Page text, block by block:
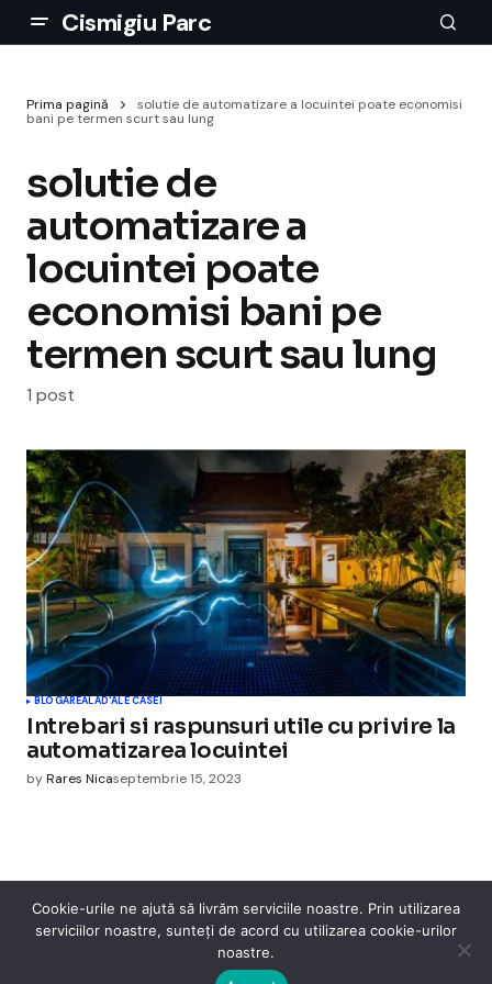
Cismigiu Parc
Prima pagină
solutie de automatizare a locuintei poate economisi
bani pe termen scurt sau lung
solutie de
automatizare a
locuintei poate
economisi bani pe
termen scurt sau lung
1 post
BLOGAREALAD'ALE CASEI
Intrebari si raspunsuri utile cu privire la
automatizarea locuintei
byRares Nicaseptembrie 15, 2023
Cismigiu Parc
© 2024 CismigiuParc. All Rights Reserved.
ModaSarbatoriTelefoane
Cookie-urile ne ajută să livrăm serviciile noastre. Prin utilizarea
serviciilor noastre, sunteți de acord cu utilizarea cookie-urilor
noastre.